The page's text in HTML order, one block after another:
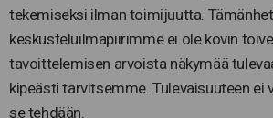
tekemiseksi ilman toimijuutta.
keskusteluilmapiirimme ei ole kovin
tavoittelemisen arvoista näkymää
kipeästi tarvitsemme. Tulevaisuuteen ei
se tehdään.